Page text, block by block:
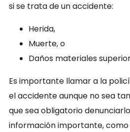
si se trata de un accidente:
Herida,
Muerte, o
Daños materiales
Es importante llamar a la
el accidente aunque no sea
que sea obligatorio
información importante, como